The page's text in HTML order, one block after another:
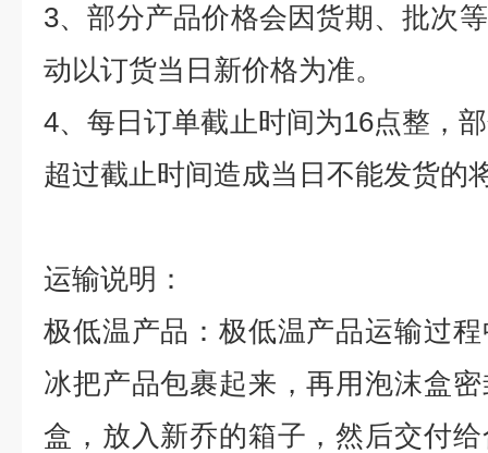
3、部分产品价格会因货期、批次
动以订货当日新价格为准。
4、每日订单截止时间为16点整，
超过截止时间造成当日不能发货的
运输说明：
极低温产品：极低温产品运输过
冰把产品包裹起来，再用泡沫盒
盒，放入新乔的箱子，然后交付